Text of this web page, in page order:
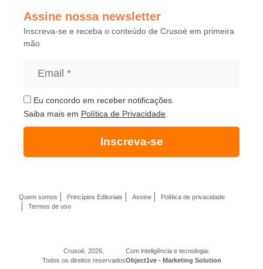
Assine nossa newsletter
Inscreva-se e receba o conteúdo de Crusoé em primeira
mão
Eu concordo em receber notificações.
Saiba mais em Política de Privacidade
Inscreva-se
Crusoé, 2026,
Todos os direitos reservados
Com inteligência e tecnologia:
Object1ve - Marketing Solution
Quem somos Princípios Editoriais Assine
Política de privacidade
Termos de uso